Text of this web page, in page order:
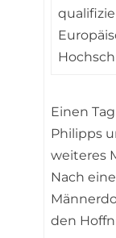
Einen
Philipps
weiteres
Nach
den